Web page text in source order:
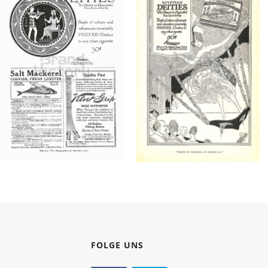
Konzerne
Epoche
EGYPTIAN DEITIES
EGYPTIAN DEITIES
1920
Bild-ID: 5730
EGYPTIAN DEITIES
EGYPTIAN DEITIES
1919
Bild-ID: 4449
FOLGE UNS